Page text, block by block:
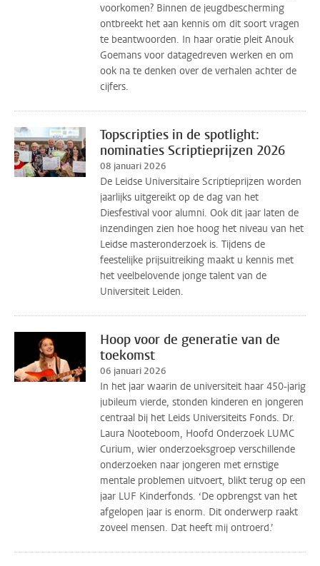
voorkomen? Binnen de jeugdbescherming
ontbreekt het aan kennis om dit soort vragen
te beantwoorden. In haar oratie pleit Anouk
Goemans voor datagedreven werken en om
ook na te denken over de verhalen achter de
cijfers.
Topscripties in de spotlight:
nominaties Scriptieprijzen 2026
08 januari 2026
De Leidse Universitaire Scriptieprijzen worden
jaarlijks uitgereikt op de dag van het
Diesfestival voor alumni. Ook dit jaar laten de
inzendingen zien hoe hoog het niveau van het
Leidse masteronderzoek is. Tijdens de
feestelijke prijsuitreiking maakt u kennis met
het veelbelovende jonge talent van de
Universiteit Leiden.
Hoop voor de generatie van de
toekomst
06 januari 2026
In het jaar waarin de universiteit haar 450-jarig
jubileum vierde, stonden kinderen en jongeren
centraal bij het Leids Universiteits Fonds. Dr.
Laura Nooteboom, Hoofd Onderzoek LUMC
Curium, wier onderzoeksgroep verschillende
onderzoeken naar jongeren met ernstige
mentale problemen uitvoert, blikt terug op een
jaar LUF Kinderfonds. ‘De opbrengst van het
afgelopen jaar is enorm. Dit onderwerp raakt
zoveel mensen. Dat heeft mij ontroerd.’